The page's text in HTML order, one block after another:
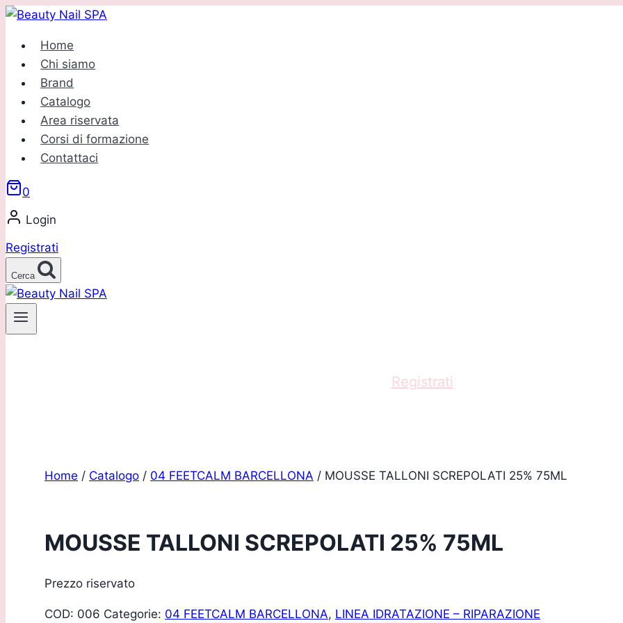
Salta
contenuto
Home
Chi siamo
Brand
Catalogo
Area riservata
Corsi di formazione
Contattaci
0
Login
Registrati
Cerca
Registrati
Home / Catalogo / 04 FEETCALM BARCELLONA / MOUSSE TALLONI SCREPOLATI 25% 75ML
MOUSSE TALLONI SCREPOLATI 25% 75ML
Prezzo riservato
COD: 006 Categorie: 04 FEETCALM BARCELLONA, LINEA IDRATAZIONE – RIPARAZIONE